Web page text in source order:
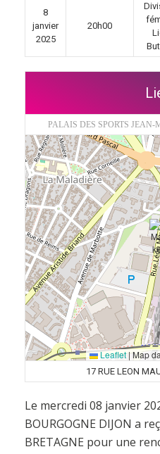
8
janvier
2025
20h00
PALAIS DES SPORTS
Leaflet |Map
17 RUE LEON
Le mercredi 08 janvier
BOURGOGNE DIJON a
BRETAGNE pour une